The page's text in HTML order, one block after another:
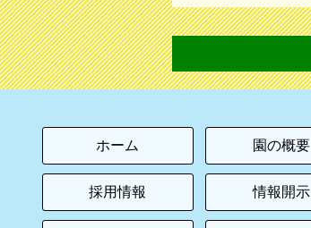
ホーム 園の概要
採用情報 情報開示